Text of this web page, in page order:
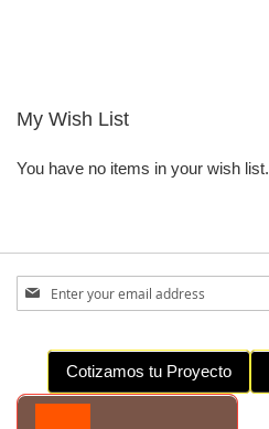
My Wish List
You have no items in your wish list.
Sign
Up
Newsletter:
Cotizamos tu Proyecto